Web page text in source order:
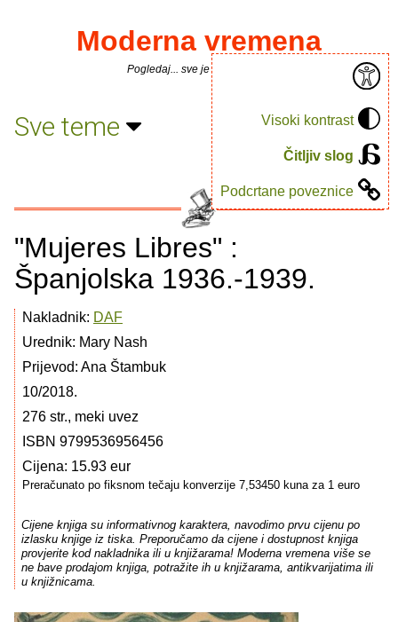
Visoki kontrast
Čitljiv slog
Podcrtane poveznice
Moderna vremena
Pogledaj... sve je puno knjiga.
Sve teme
"Mujeres Libres" :
Španjolska 1936.-1939.
Nakladnik: DAF
Urednik: Mary Nash
Prijevod: Ana Štambuk
10/2018.
276 str., meki uvez
ISBN 9799536956456
Cijena: 15.93 eur
Preračunato po fiksnom tečaju konverzije 7,53450 kuna za 1 euro
Cijene knjiga su informativnog karaktera, navodimo prvu cijenu po
izlasku knjige iz tiska. Preporučamo da cijene i dostupnost knjiga
provjerite kod nakladnika ili u knjižarama! Moderna vremena više se
ne bave prodajom knjiga, potražite ih u knjižarama, antikvarijatima ili
u knjižnicama.